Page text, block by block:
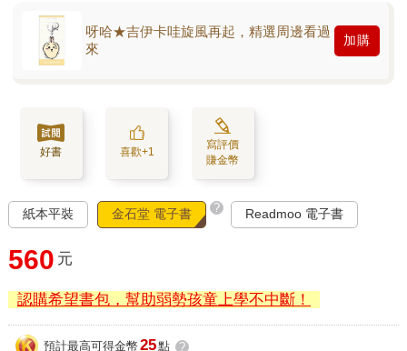
呀哈★吉伊卡哇旋風再起，精選周邊看過
來
加購
好書 喜歡+1
寫評價
賺金幣
紙本平裝 金石堂 電子書 ? Readmoo 電子書
560 元
認購希望書包，幫助弱勢孩童上學不中斷！
預計最高可得金幣 25點 ?